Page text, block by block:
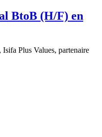
BtoB (H/F) en
Plus Values, partenaire